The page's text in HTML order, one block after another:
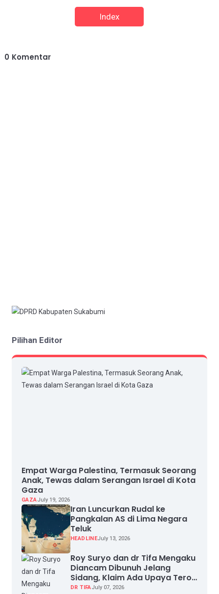
Index
0 Komentar
Pilihan Editor
Empat Warga Palestina, Termasuk Seorang
Anak, Tewas dalam Serangan Israel di Kota
Gaza
GAZAJuly 19, 2026
Iran Luncurkan Rudal ke
Pangkalan AS di Lima Negara
Teluk
HEADLINEJuly 13, 2026
Roy Suryo dan dr Tifa Mengaku
Diancam Dibunuh Jelang
Sidang, Klaim Ada Upaya Teror
dan Intimidasi
DR TIFAJuly 07, 2026